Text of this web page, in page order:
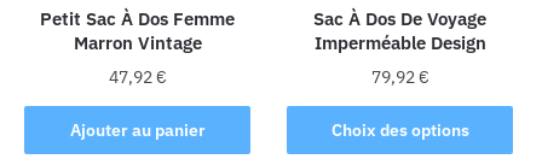
la
page
du
produit
page
du
produit
Petit Sac À Dos Femme
Marron Vintage
47,92€
Ajouter au panier
Sac À Dos De Voyage
Imperméable Design
79,92€
Choix des options
Ce
produit